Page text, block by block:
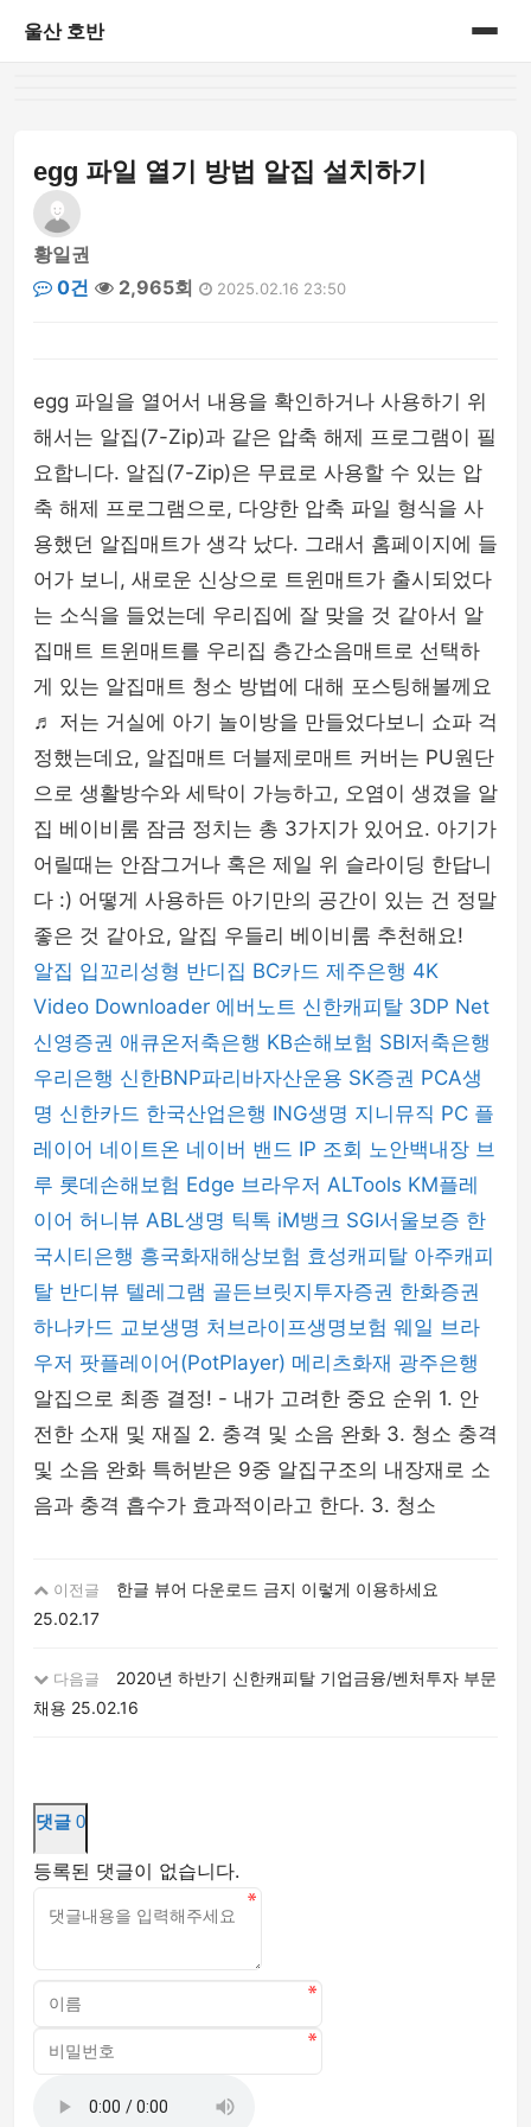
울산 호반
egg 파일 열기 방법 알집 설치하기
황일권
0건
2,965회 2025.02.16 23:50
egg 파일을 열어서 내용을 확인하거나 사용하기 위
해서는 알집(7-Zip)과 같은 압축 해제 프로그램이 필
요합니다. 알집(7-Zip)은 무료로 사용할 수 있는 압
축 해제 프로그램으로, 다양한 압축 파일 형식을 사
용했던 알집매트가 생각 났다. 그래서 홈페이지에 들
어가 보니, 새로운 신상으로 트윈매트가 출시되었다
는 소식을 들었는데 우리집에 잘 맞을 것 같아서 알
집매트 트윈매트를 우리집 층간소음매트로 선택하
게 있는 알집매트 청소 방법에 대해 포스팅해볼께요
♬ 저는 거실에 아기 놀이방을 만들었다보니 쇼파 걱
정했는데요, 알집매트 더블제로매트 커버는 PU원단
으로 생활방수와 세탁이 가능하고, 오염이 생겼을 알
집 베이비룸 잠금 정치는 총 3가지가 있어요. 아기가
어릴때는 안잠그거나 혹은 제일 위 슬라이딩 한답니
다 :) 어떻게 사용하든 아기만의 공간이 있는 건 정말
좋은 것 같아요, 알집 우들리 베이비룸 추천해요!
알집 입꼬리성형 반디집 BC카드 제주은행 4K
Video Downloader 에버노트 신한캐피탈 3DP Net
신영증권 애큐온저축은행 KB손해보험 SBI저축은행
우리은행 신한BNP파리바자산운용 SK증권 PCA생
명 신한카드 한국산업은행 ING생명 지니뮤직 PC 플
레이어 네이트온 네이버 밴드 IP 조회 노안백내장 브
루 롯데손해보험 Edge 브라우저 ALTools KM플레
이어 허니뷰 ABL생명 틱톡 iM뱅크 SGI서울보증 한
국시티은행 흥국화재해상보험 효성캐피탈 아주캐피
탈 반디뷰 텔레그램 골든브릿지투자증권 한화증권
하나카드 교보생명 처브라이프생명보험 웨일 브라
우저 팟플레이어(PotPlayer) 메리츠화재 광주은행
알집으로 최종 결정! - 내가 고려한 중요 순위 1. 안
전한 소재 및 재질 2. 충격 및 소음 완화 3. 청소 충격
및 소음 완화 특허받은 9중 알집구조의 내장재로 소
음과 충격 흡수가 효과적이라고 한다. 3. 청소
이전글
한글 뷰어 다운로드 금지 이렇게 이용하세요
25.02.17
다음글
2020년 하반기 신한캐피탈 기업금융/벤처투자 부문
채용 25.02.16
댓글 0
등록된 댓글이 없습니다.